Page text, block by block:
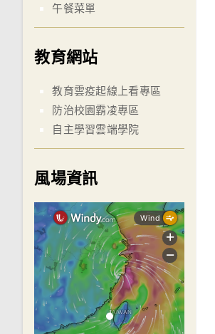
午餐菜單
教育網站
教育雲疫起線上看專區
防治校園霸凌專區
自主學習雲端學院
風場資訊